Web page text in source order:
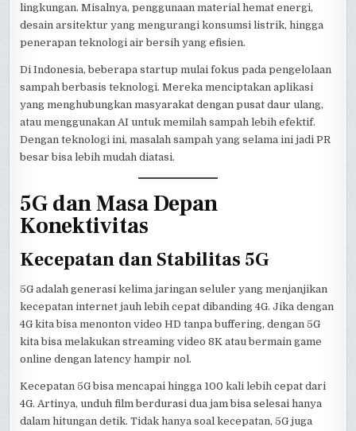
lingkungan. Misalnya, penggunaan material hemat energi,
desain arsitektur yang mengurangi konsumsi listrik, hingga
penerapan teknologi air bersih yang efisien.
Di Indonesia, beberapa startup mulai fokus pada pengelolaan
sampah berbasis teknologi. Mereka menciptakan aplikasi
yang menghubungkan masyarakat dengan pusat daur ulang,
atau menggunakan AI untuk memilah sampah lebih efektif.
Dengan teknologi ini, masalah sampah yang selama ini jadi PR
besar bisa lebih mudah diatasi.
5G dan Masa Depan
Konektivitas
Kecepatan dan Stabilitas 5G
5G adalah generasi kelima jaringan seluler yang menjanjikan
kecepatan internet jauh lebih cepat dibanding 4G. Jika dengan
4G kita bisa menonton video HD tanpa buffering, dengan 5G
kita bisa melakukan streaming video 8K atau bermain game
online dengan latency hampir nol.
Kecepatan 5G bisa mencapai hingga 100 kali lebih cepat dari
4G. Artinya, unduh film berdurasi dua jam bisa selesai hanya
dalam hitungan detik. Tidak hanya soal kecepatan, 5G juga